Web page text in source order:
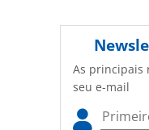
As principais
seu e-mail